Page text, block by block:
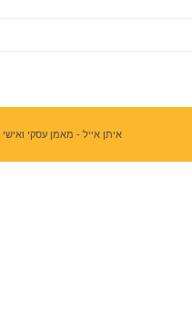
איתן אייל - מאמן עסקי ואישי